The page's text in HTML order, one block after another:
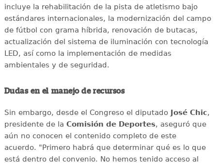
incluye la rehabilitación de la pista de atletismo bajo
estándares internacionales, la modernización del campo
de fútbol con grama híbrida, renovación de butacas,
actualización del sistema de iluminación con tecnología
LED, así como la implementación de medidas
ambientales y de seguridad.
Dudas en el manejo de recursos
Sin embargo, desde el Congreso el diputado José Chic,
presidente de la Comisión de Deportes, aseguró que
aún no conocen el contenido completo de este
acuerdo. "Primero habrá que determinar qué es lo que
está dentro del convenio. No hemos tenido acceso al